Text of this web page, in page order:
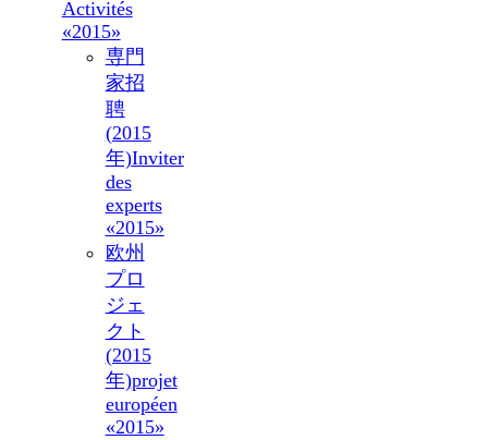
Activités
«2015»
専門
家招
聘
(2015
年)Inviter
des
experts
«2015»
欧州
プロ
ジェ
クト
(2015
年)projet
européen
«2015»